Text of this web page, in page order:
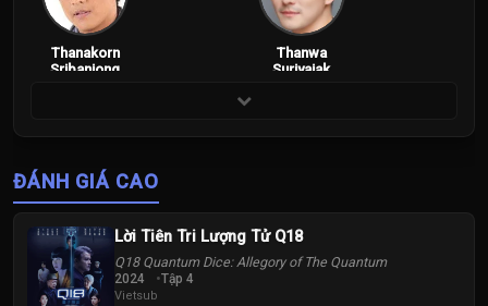
Thanakorn
Sribanjong
Thanwa
Suriyajak
ĐÁNH GIÁ CAO
Lời Tiên Tri Lượng Tử Q18
Q18 Quantum Dice: Allegory of The Quantum
2024 Tập 4
Vietsub